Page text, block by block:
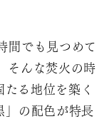
間でも見つめて
そんな焚火の時
る地位を築く
」の配色が特長